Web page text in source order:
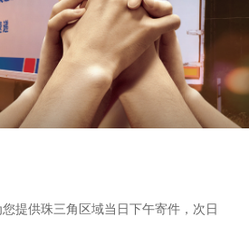
提供珠三角区域当日下午寄件，次日